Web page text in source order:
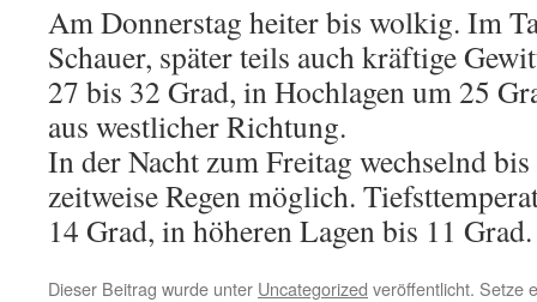
Am Donnerstag heiter bis wolkig. Im
Schauer, später teils auch kräftige
27 bis 32 Grad, in Hochlagen um 25
aus westlicher Richtung.
In der Nacht zum Freitag wechselnd
zeitweise Regen möglich.
14 Grad, in höheren Lagen bis 11 Grad.
Dieser Beitrag wurde unter Uncategorized veröffentlicht. Setze